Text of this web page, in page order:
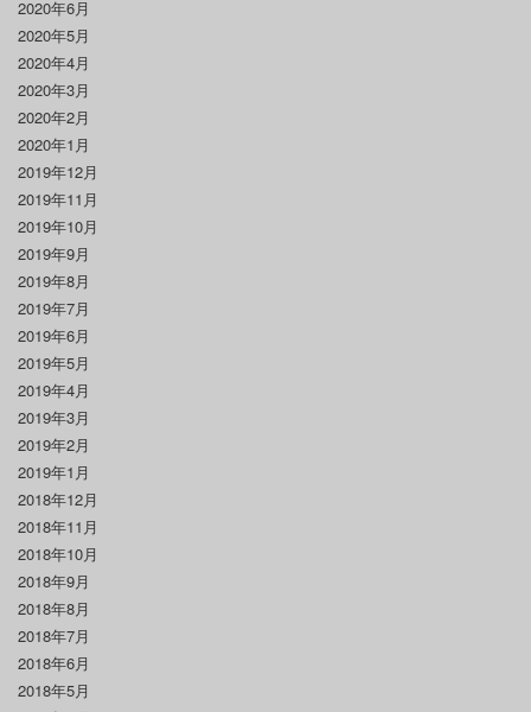
2020年6月
2020年5月
2020年4月
2020年3月
2020年2月
2020年1月
2019年12月
2019年11月
2019年10月
2019年9月
2019年8月
2019年7月
2019年6月
2019年5月
2019年4月
2019年3月
2019年2月
2019年1月
2018年12月
2018年11月
2018年10月
2018年9月
2018年8月
2018年7月
2018年6月
2018年5月